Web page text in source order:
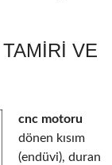
VE
cnc motoru
dönen kısım
(endüvi), duran